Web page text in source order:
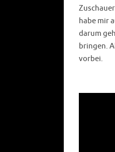
habe mir
darum
bringen.
vorbei.